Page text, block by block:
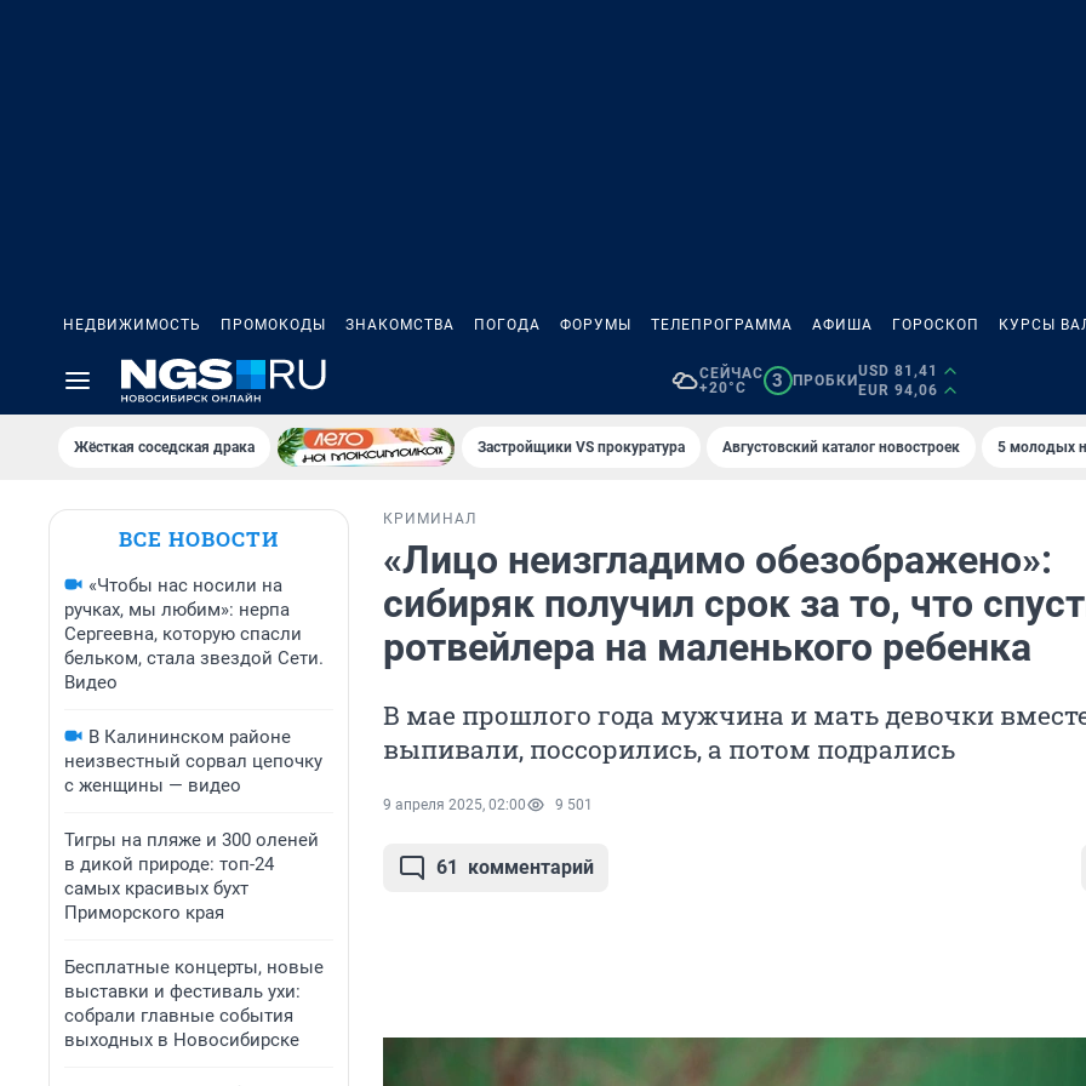
НЕДВИЖИМОСТЬ ПРОМОКОДЫ ЗНАКОМСТВА ПОГОДА ФОРУМЫ ТЕЛЕПРОГРАММА АФИША ГОРОСКОП КУРСЫ
СЕЙЧАС
+20°C
3 ПРОБКИ
USD 81,41
EUR 94,06
Жёсткая соседская драка Застройщики VS прокуратура Августовский каталог новостроек 5 молодых
ВСЕ НОВОСТИ
«Чтобы нас носили на
ручках, мы любим»: нерпа
Сергеевна, которую спасли
бельком, стала звездой Сети.
Видео
В Калининском районе
неизвестный сорвал цепочку
с женщины — видео
Тигры на пляже и 300 оленей
в дикой природе: топ-24
самых красивых бухт
Приморского края
Бесплатные концерты, новые
выставки и фестиваль ухи:
собрали главные события
выходных в Новосибирске
КРИМИНАЛ
«Лицо неизгладимо обезображено»:
сибиряк получил срок за то, что
ротвейлера на маленького ребенка
В мае прошлого года мужчина и мать девочки
выпивали, поссорились, а потом подрались
9 апреля 2025, 02:00 9 501
61 комментарий